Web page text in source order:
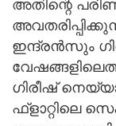
അതിന്റെ
ഇന്ദ്രൻസും
ഗിരീഷ്
ഫ്ളാറ്റിലെ